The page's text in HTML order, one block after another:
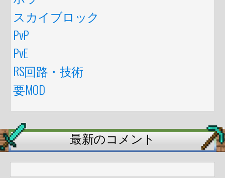
スカイブロック
PvP
PvE
RS回路・技術
要MOD
最新のコメント